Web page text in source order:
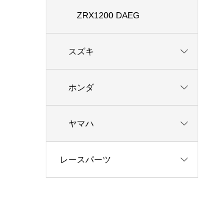
ZRX1200 DAEG
スズキ
ホンダ
ヤマハ
レースパーツ